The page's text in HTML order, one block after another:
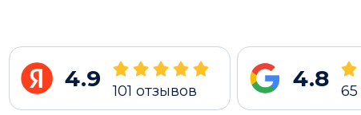
4.9 101 отзывов 4.8 65